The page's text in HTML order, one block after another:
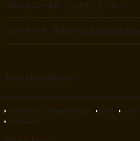
2025.4/12.〜4/25 ひばりヶ丘パルコ
2025.4.3.〜9 聖蹟桜ヶ丘京王百貨店2階
Tweets by vanillachair
2025年4月3日～9日聖蹟桜ヶ丘京王 about
privacy-policy